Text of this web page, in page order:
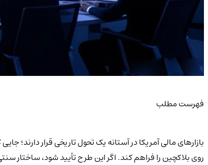
فهرست مطلب
روی بلاکچین را فراهم کند. اگر این طرح تأیید شود، ساختار